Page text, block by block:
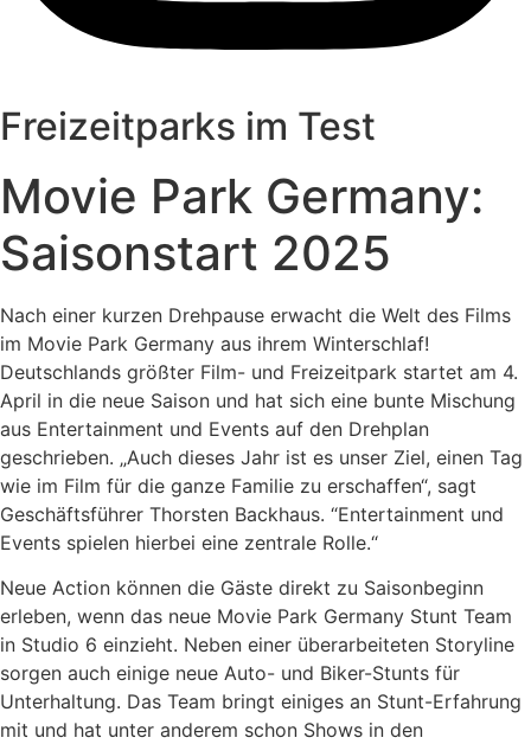
Freizeitparks im Test
Movie Park Germany:
Saisonstart 2025
Nach einer kurzen Drehpause erwacht die Welt des Films
im Movie Park Germany aus ihrem Winterschlaf!
Deutschlands größter Film- und Freizeitpark startet am 4.
April in die neue Saison und hat sich eine bunte Mischung
aus Entertainment und Events auf den Drehplan
geschrieben. „Auch dieses Jahr ist es unser Ziel, einen Tag
wie im Film für die ganze Familie zu erschaffen“, sagt
Geschäftsführer Thorsten Backhaus. “Entertainment und
Events spielen hierbei eine zentrale Rolle.“
Neue Action können die Gäste direkt zu Saisonbeginn
erleben, wenn das neue Movie Park Germany Stunt Team
in Studio 6 einzieht. Neben einer überarbeiteten Storyline
sorgen auch einige neue Auto- und Biker-Stunts für
Unterhaltung. Das Team bringt einiges an Stunt-Erfahrung
mit und hat unter anderem schon Shows in den